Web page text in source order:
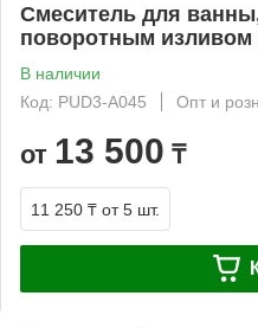
Смеситель для
поворотным изливом
В наличии
Код: PUD3-A045
Опт и
от 13 500 ₸
11 250 ₸ от 5 шт.